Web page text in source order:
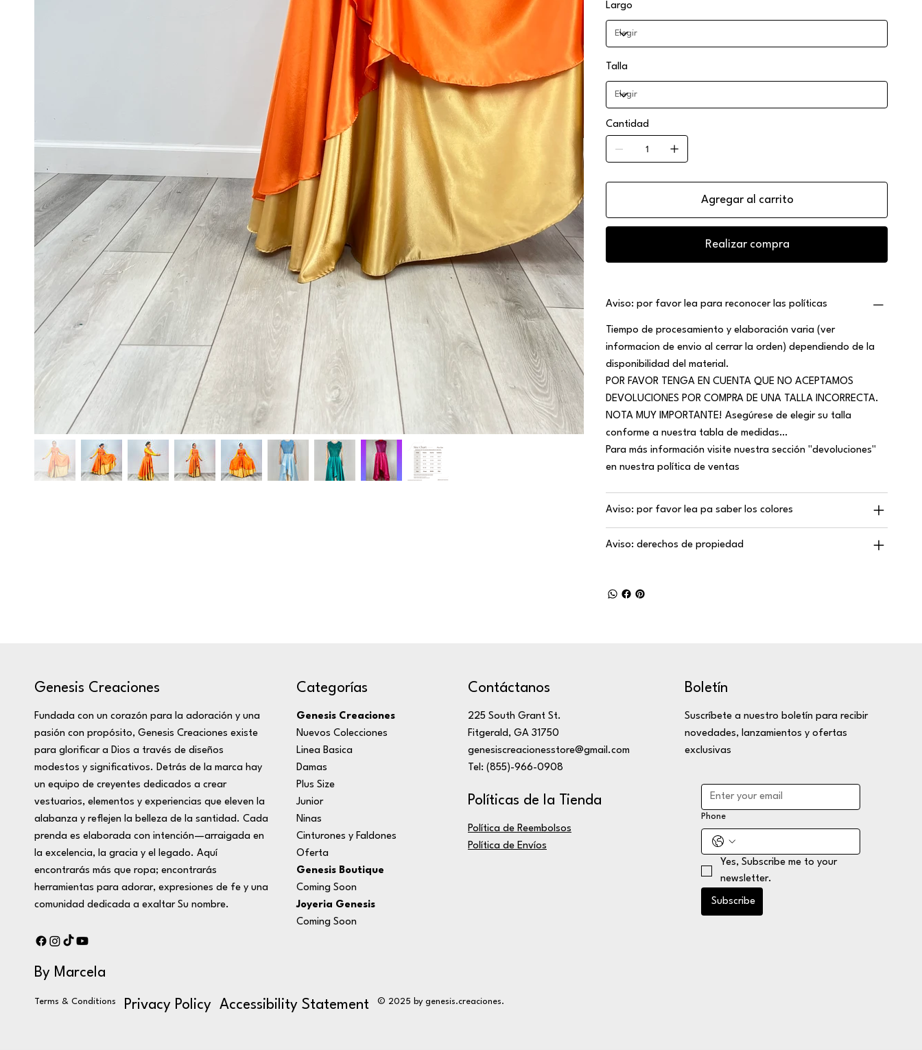
Largo
Talla
Cantidad
Agregar al carrito
Realizar compra
Aviso: por favor lea para reconocer las políticas
Tiempo de procesamiento y elaboración varia (ver
informacion de envio al cerrar la orden) dependiendo de la
disponibilidad del material.
POR FAVOR TENGA EN CUENTA QUE NO ACEPTAMOS
DEVOLUCIONES POR COMPRA DE UNA TALLA INCORRECTA.
NOTA MUY IMPORTANTE! Asegúrese de elegir su talla
conforme a nuestra tabla de medidas…
Para más información visite nuestra sección "devoluciones"
en nuestra política de ventas
Aviso: por favor lea pa saber los colores
Aviso: derechos de propiedad
Genesis Creaciones
Fundada con un corazón para la adoración y una
pasión con propósito, Genesis Creaciones existe
para glorificar a Dios a través de diseños
modestos y significativos. Detrás de la marca hay
un equipo de creyentes dedicados a crear
vestuarios, elementos y experiencias que eleven la
alabanza y reflejen la belleza de la santidad. Cada
prenda es elaborada con intención—arraigada en
la excelencia, la gracia y el legado. Aquí
encontrarás más que ropa; encontrarás
herramientas para adorar, expresiones de fe y una
comunidad dedicada a exaltar Su nombre.
By Marcela
Categorías
Genesis Creaciones
Nuevos Colecciones
Linea Basica
Damas
Plus Size
Junior
Ninas
Cinturones y Faldones
Oferta
Genesis Boutique
Coming Soon
Joyeria Genesis
Coming Soon
Contáctanos
225 South Grant St.
Fitgerald, GA 31750
genesiscreacionesstore@gmail.com
Tel: (855)-966-0908
Políticas de la Tienda
Política de Reembolsos
Política de Envíos
Boletín
Suscríbete a nuestro boletín para recibir
novedades, lanzamientos y ofertas
exclusivas
Phone
Yes, Subscribe me to your
newsletter.
Subscribe
Terms & Conditions Privacy Policy Accessibility Statement © 2025 by genesis.creaciones.